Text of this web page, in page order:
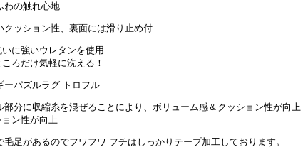
に強いウレタンを使用
ろだけ気軽に洗える！
ョン性が向上
フチはしっかりテープ加工しております。